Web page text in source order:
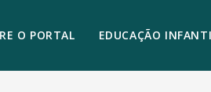
O PORTAL EDUCAÇÃO